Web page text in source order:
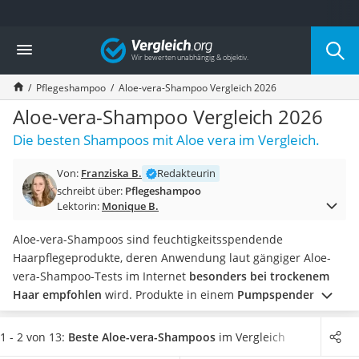
Die beliebtesten Vergleiche nach Kategorie
Drogerie
Inhalator
Haarschneider
Rollator
Braun Rasierer
Katzenklappe (Chip)
Masturbator
Massagepistole
Reisehaartrockner
Eiweißpulver
Magnesiumpräparat
Katzenklappe
Nackenmassagegerät
Zeckenschutz Katze
Vergleich
Pflegeshampoo Aloe-vera-Shampoo Vergleich 2026
Aloe-vera-Shampoo Vergleich 2026
Die besten Shampoos mit Aloe vera im Vergleich.
Von: Franziska B.
Redakteurin
schreibt über: Pflegeshampoo
Lektorin: Monique B.
Aloe-vera-Shampoos sind feuchtigkeitsspendende
Haarpflegeprodukte, deren Anwendung laut gängiger Aloe-
vera-Shampoo-Tests im Internet besonders bei trockenem
Haar empfohlen wird. Produkte in einem Pumpspender sind
besonders praktisch, da Sie sich so einfach und schnell am
Shampoo bedienen können, ohne einen Deckel öffnen zu
1 - 2 von 13: Beste Aloe-vera-Shampoos im Vergleich